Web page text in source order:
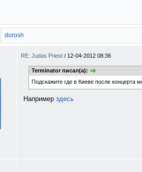
dorosh
RE: Judas Priest / 12-04-2012 08:36
Terminator писал(а):
Подскажите где в Киеве после концерта
Например здесь